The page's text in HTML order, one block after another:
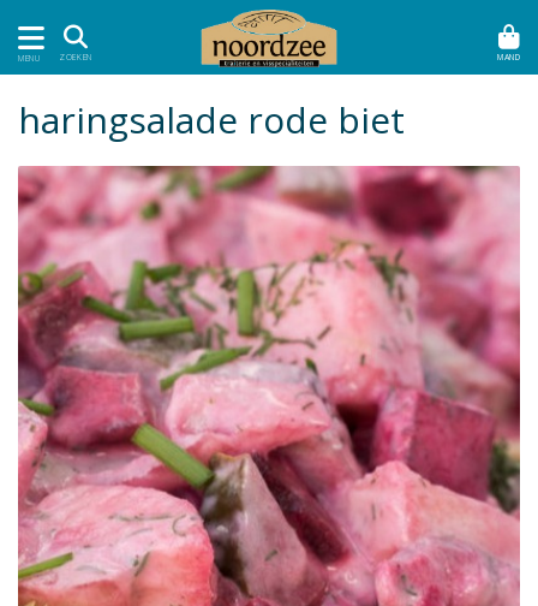
MENU ZOEKEN MAND
haringsalade rode biet